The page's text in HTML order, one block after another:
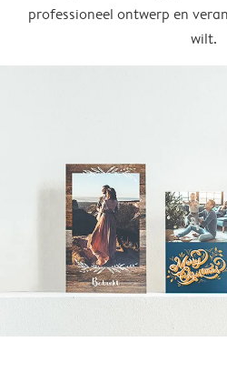
professioneel ontwerp en
wilt.